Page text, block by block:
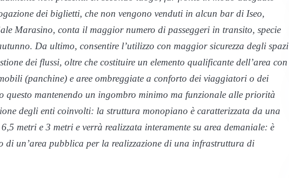
dei biglietti, che non vengono venduti in alcun bar di Iseo,
Marasino, conta il maggior numero di passeggeri in transito, specie
Da ultimo, consentire l’utilizzo con maggior sicurezza degli spazi
dei flussi, oltre che costituire un elemento qualificante dell’area con
(panchine) e aree ombreggiate a conforto dei viaggiatori o dei
questo mantenendo un ingombro minimo ma funzionale alle priorità
degli enti coinvolti: la struttura monopiano è caratterizzata da una
metri e 3 metri e verrà realizzata interamente su area demaniale: è
di un’area pubblica per la realizzazione di una infrastruttura di